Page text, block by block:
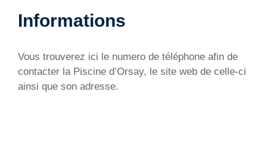
Informations
Vous trouverez ici le numero de téléphone afin de
contacter la Piscine d’Orsay, le site web de celle-ci
ainsi que son adresse.